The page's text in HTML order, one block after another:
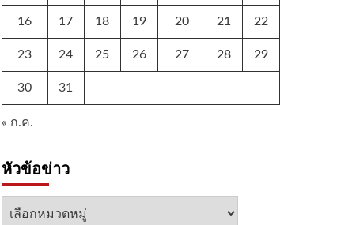
16 17 18 19 20 21 22
23 24 25 26 27 28 29
30 31
« ก.ค.
หัวข้อข่าว
หัวข้อ